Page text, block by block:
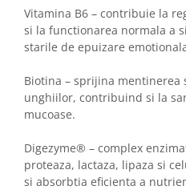
Vitamina B6 – contribuie la
si la functionarea normala a
starile de epuizare
Biotina – sprijina
unghiilor, contribuind si la
mucoase.
Digezyme® – complex
proteaza, lactaza, lipaza si
si absorbtia eficienta a